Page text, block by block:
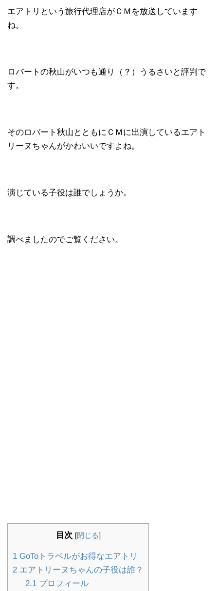
エアトリという旅行代理店がＣＭを放送しています
ね。
ロバートの秋山がいつも通り（？）うるさいと評判で
す。
そのロバート秋山とともにＣＭに出演しているエアト
リーヌちゃんがかわいいですよね。
演じている子役は誰でしょうか。
調べましたのでご覧ください。
目次 [閉じる]
1 GoToトラベルがお得なエアトリ
2 エアトリーヌちゃんの子役は誰？
2.1プロフィール